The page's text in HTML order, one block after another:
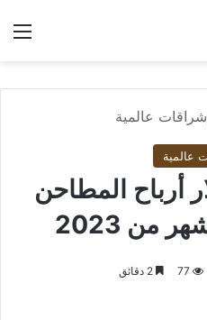
عالمية
عالمية
أرباح المطاحن
77 2 دقائق